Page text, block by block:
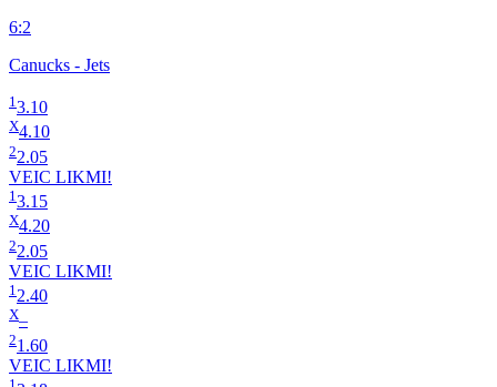
6:2
Canucks - Jets
1 3.10
X4.10
22.05
VEIC LIKMI!
1 3.15
X4.20
22.05
VEIC LIKMI!
1 2.40
X–
21.60
VEIC LIKMI!